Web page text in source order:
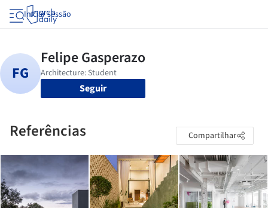
Iniciar sessão
Seguir
Referências Compartilhar